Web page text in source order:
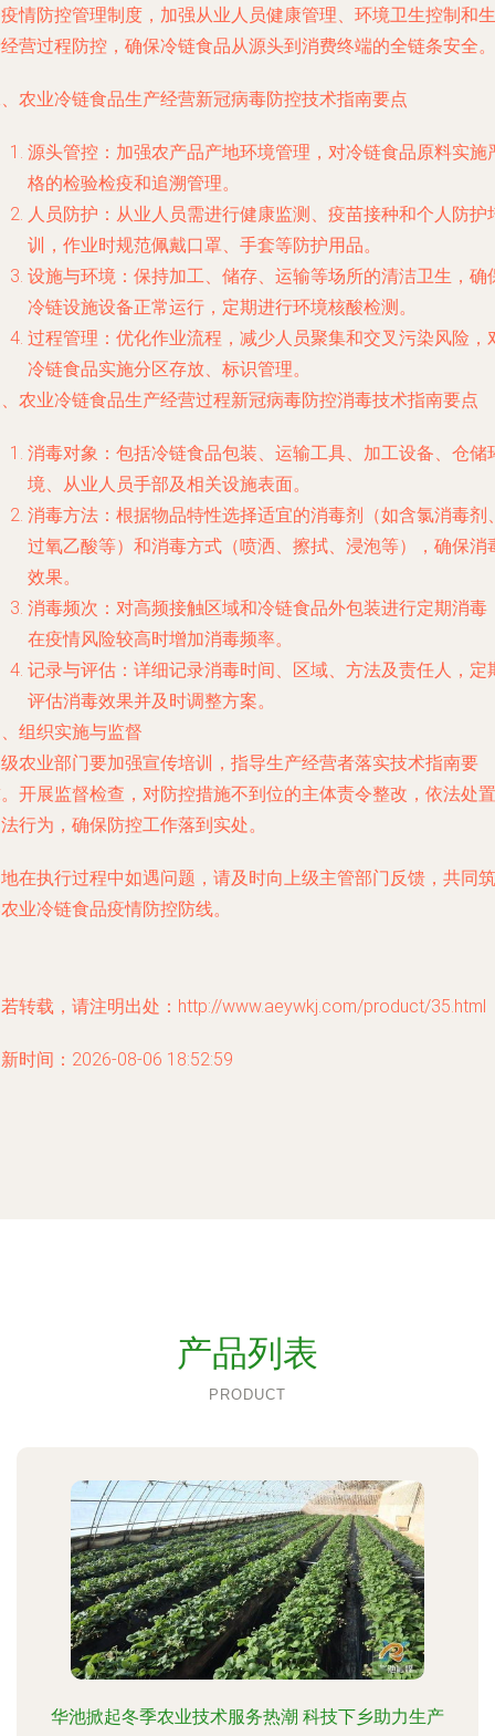
情防控管理制度，加强从业人员健康管理、环境卫生控制和生
营过程防控，确保冷链食品从源头到消费终端的全链条安全。
农业冷链食品生产经营新冠病毒防控技术指南要点
源头管控：加强农产品产地环境管理，对冷链食品原料实施
格的检验检疫和追溯管理。
人员防护：从业人员需进行健康监测、疫苗接种和个人防护
训，作业时规范佩戴口罩、手套等防护用品。
设施与环境：保持加工、储存、运输等场所的清洁卫生，确
冷链设施设备正常运行，定期进行环境核酸检测。
过程管理：优化作业流程，减少人员聚集和交叉污染风险，
冷链食品实施分区存放、标识管理。
农业冷链食品生产经营过程新冠病毒防控消毒技术指南要点
消毒对象：包括冷链食品包装、运输工具、加工设备、仓储
境、从业人员手部及相关设施表面。
消毒方法：根据物品特性选择适宜的消毒剂（如含氯消毒剂
过氧乙酸等）和消毒方式（喷洒、擦拭、浸泡等），确保消
效果。
消毒频次：对高频接触区域和冷链食品外包装进行定期消毒
在疫情风险较高时增加消毒频率。
记录与评估：详细记录消毒时间、区域、方法及责任人，定
评估消毒效果并及时调整方案。
组织实施与监督
农业部门要加强宣传培训，指导生产经营者落实技术指南要
开展监督检查，对防控措施不到位的主体责令整改，依法处置
行为，确保防控工作落到实处。
在执行过程中如遇问题，请及时向上级主管部门反馈，共同筑
业冷链食品疫情防控防线。
转载，请注明出处：http://www.aeywkj.com/product/35.html
时间：2026-08-06 18:52:59
产品列表
PRODUCT
华池掀起冬季农业技术服务热潮 科技下乡助力生产